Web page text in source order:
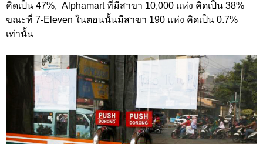
คิดเป็น 47%, Alphamart ที่มีสาขา 10,000 แห่ง คิดเป็น 38%
ขณะที่ 7-Eleven ในตอนนั้นมีสาขา 190 แห่ง คิดเป็น 0.7%
เท่านั้น